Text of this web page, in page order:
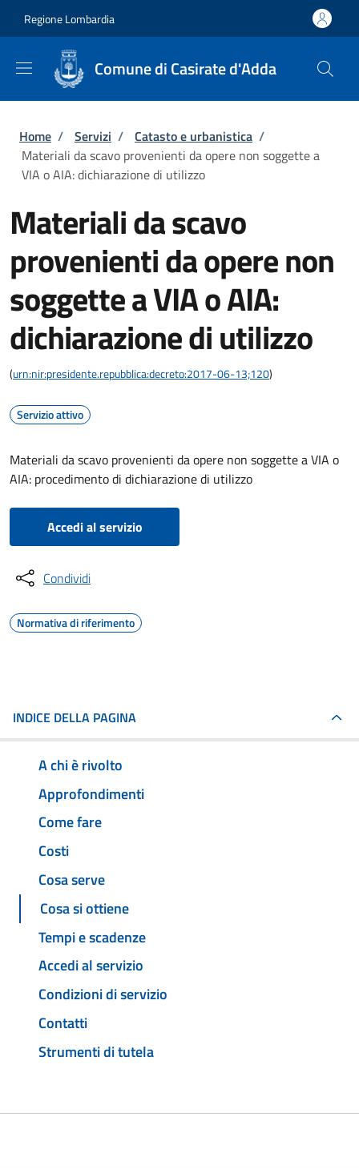
Regione Lombardia
Comune di Casirate d'Adda
Briciole di pane
Home / Servizi / Catasto e urbanistica /
Materiali da scavo provenienti da opere non soggette a
VIA o AIA: dichiarazione di utilizzo
Materiali da scavo
provenienti da opere non
soggette a VIA o AIA:
dichiarazione di utilizzo
(urn:nir:presidente.repubblica:decreto:2017-06-13;120)
Servizio attivo
Materiali da scavo provenienti da opere non soggette a VIA o
AIA: procedimento di dichiarazione di utilizzo
Accedi al servizio
Condividi
Normativa di riferimento
INDICE DELLA PAGINA
A chi è rivolto
Approfondimenti
Come fare
Costi
Cosa serve
Cosa si ottiene
Tempi e scadenze
Accedi al servizio
Condizioni di servizio
Contatti
Strumenti di tutela